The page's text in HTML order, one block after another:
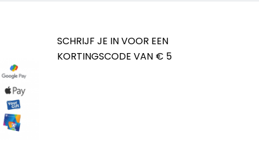
SCHRIJF JE IN VOOR EEN
KORTINGSCODE VAN € 5